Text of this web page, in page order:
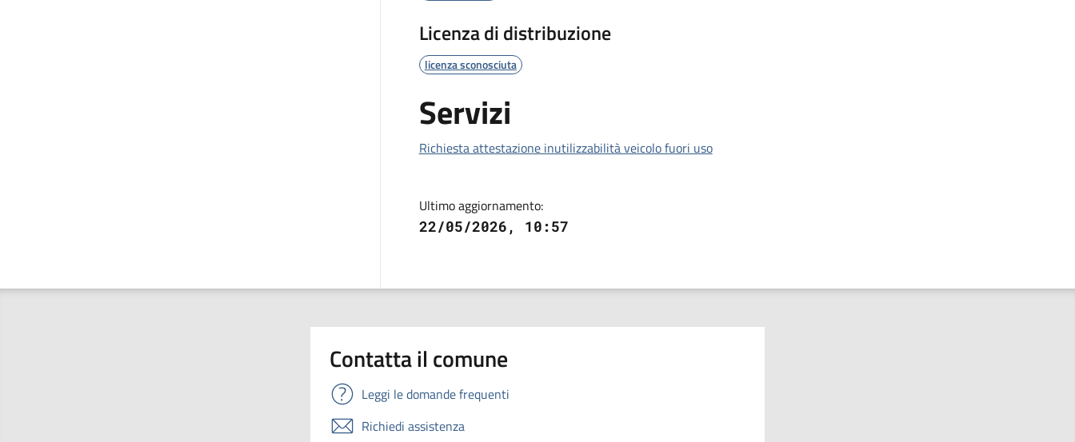
Licenza di distribuzione
licenza sconosciuta
Servizi
Richiesta attestazione inutilizzabilità veicolo fuori uso
Ultimo aggiornamento:
22/05/2026, 10:57
Contatta il comune
Leggi le domande frequenti
Richiedi assistenza